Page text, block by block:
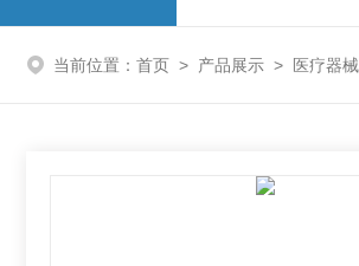
当前位置： 首页 > 产品展示 > 医疗器械